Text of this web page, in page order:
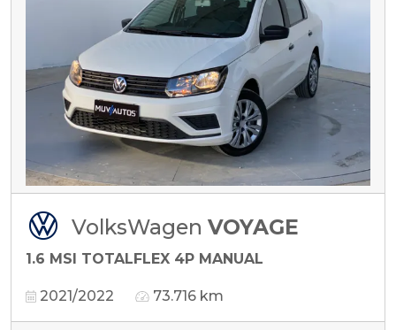
VolksWagen VOYAGE
1.6 MSI TOTALFLEX 4P MANUAL
2021/2022 73.716 km